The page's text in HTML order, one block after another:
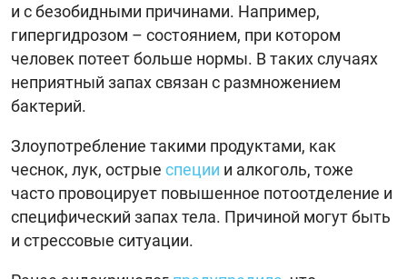
и с безобидными причинами. Например,
гипергидрозом – состоянием, при котором
человек потеет больше нормы. В таких случаях
неприятный запах связан с размножением
бактерий.
Злоупотребление такими продуктами, как
чеснок, лук, острые специи и алкоголь, тоже
часто провоцирует повышенное потоотделение и
специфический запах тела. Причиной могут быть
и стрессовые ситуации.